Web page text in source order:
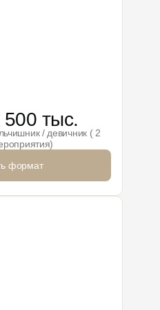
тыс.
/ девичник ( 2
формат